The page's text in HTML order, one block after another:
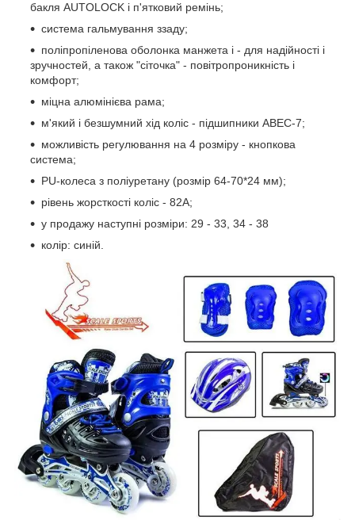
бакля AUTОLOCK і п'ятковий ремінь;
система гальмування ззаду;
поліпропіленова оболонка манжета і - для надійності і
зручностей, а також "сіточка" - повітропроникність і
комфорт;
міцна алюмінієва рама;
м'який і безшумний хід коліс - підшипники ABEC-7;
можливість регулювання на 4 розміру - кнопкова
система;
РU-колеса з поліуретану (розмір 64-70*24 мм);
рівень жорсткості коліс - 82А;
у продажу наступні розміри: 29 - 33, 34 - 38
колір: синій.